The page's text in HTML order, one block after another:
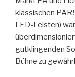
klassischen
LED-Leisten)
gutklingenden
Bühne zu